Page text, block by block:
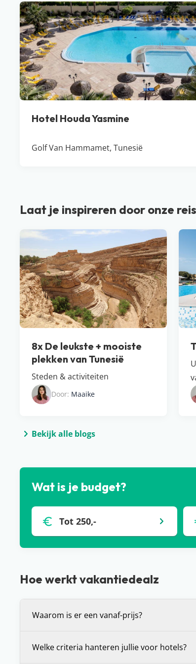
Hotel Houda Yasmine
Golf Van Hammamet, Tunesië
Laat je inspireren door onze
8x De leukste + mooiste
plekken van Tunesië
Steden & activiteiten
Door: Maaike
Bekijk alle blogs
Wat is je budget?
Tot 250,-
Hoe werkt vakantiedealz
Waarom is er een vanaf-prijs?
prijs voor de vakantie die je voor je ziet. Dit
Welke criteria hanteren jullie voor hotels?